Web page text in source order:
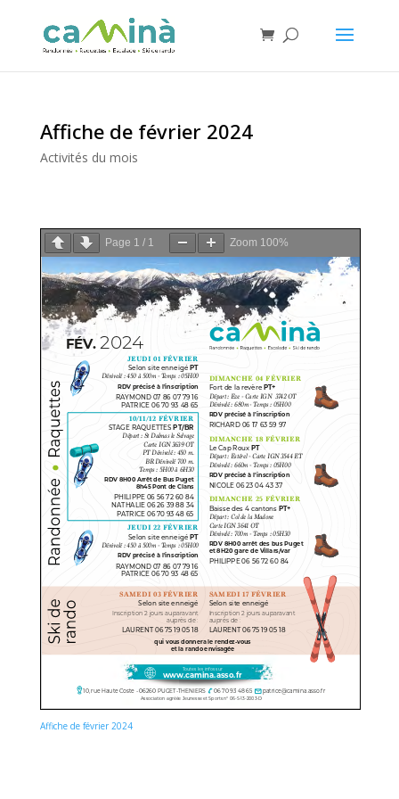
Affiche de février 2024
Activités du mois
Page 1 / 1 Zoom 100%
Affiche de février 2024